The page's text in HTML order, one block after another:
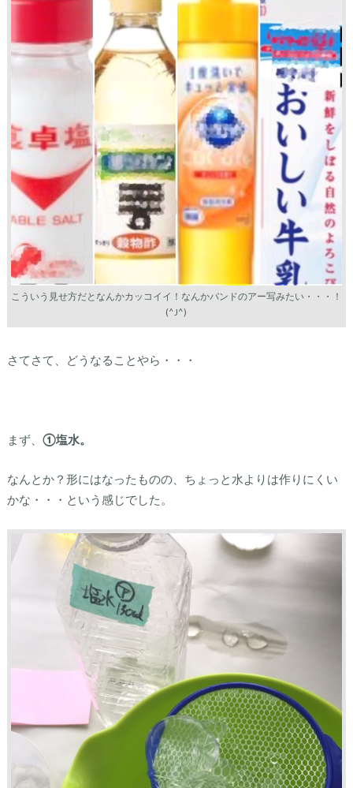
こういう見せ方だとなんかカッコイイ！なんかバンドのアー写みたい・・・！
(^J^)
さてさて、どうなることやら・・・
まず、 ①塩水。
なんとか？形にはなったものの、ちょっと水よりは作りにくい
かな・・・という感じでした。